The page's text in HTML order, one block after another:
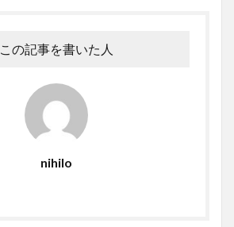
この記事を書いた人
nihilo